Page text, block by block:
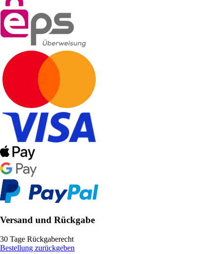
Versand und Rückgabe
30 Tage Rückgaberecht
Bestellung zurückgeben